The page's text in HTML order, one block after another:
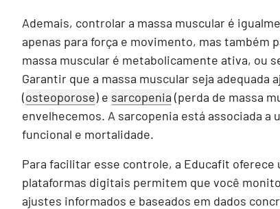
Ademais, controlar a massa muscular é
apenas para força e movimento, mas também
massa muscular é metabolicamente ativa, ou
Garantir que a massa muscular seja adequada
(osteoporose) e sarcopenia (perda de massa
envelhecemos. A sarcopenia está associada
funcional e mortalidade.
Para facilitar esse controle, a Educafit
plataformas digitais permitem que você
ajustes informados e baseados em dados